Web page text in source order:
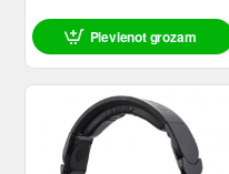
Pievienot grozam